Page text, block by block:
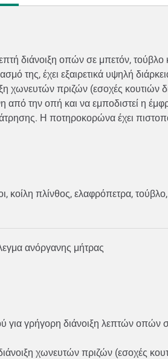
διάνοιξη οπών σε μπετόν,
της, έχει εξαιρετικά υψηλή
χωνευτών πριζών (εσοχές κουτιών
από την οπή και να εμποδιστεί η
Η ποτηροκορώνα έχει
κοίλη πλίνθος, ελαφρόπετρα,
ανόργανης μήτρας
γρήγορη διάνοιξη λεπτών οπών
χωνευτών πριζών (εσοχές